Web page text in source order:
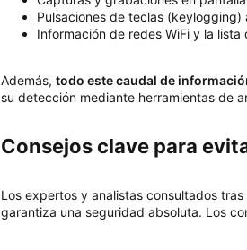
Pulsaciones de teclas
Información de redes WiFi y la
Además, todo este caudal de
su detección mediante herramientas de
Consejos clave para
Los expertos y analistas consultados
garantiza una seguridad absoluta. Los